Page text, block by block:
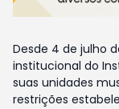
Desde 4 de julho
institucional do
suas unidades
restrições